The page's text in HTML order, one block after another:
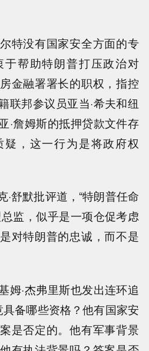
特没有国家安全方面的专
帮助特朗普打压政治对
金融署署长的职权，指控
联邦参议员亚当·希夫和纽
·詹姆斯的抵押贷款文件存
，这一行为是将政府权
舒默批评道，“特朗普任命
监，似乎是一项仓促考虑
对特朗普的忠诚，而不是
姆·杰弗里斯也发出连环追
具备哪些资格？他有国家安
是否定的。他有军事背景